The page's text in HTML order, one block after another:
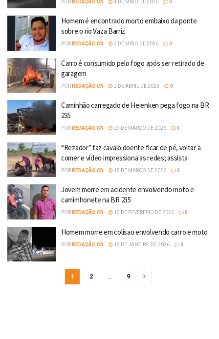
POR REDAÇÃO CN 4 DE MAIO DE 2026 0
Homem é encontrado morto embaixo da ponte
sobre o rio Vaza Barriz
POR REDAÇÃO CN 2 DE MAIO DE 2026 0
Carro é consumido pelo fogo após ser retirado de
garagem
POR REDAÇÃO CN 2 DE ABRIL DE 2026 0
Caminhão carregado de Heienken pega fogo na BR
235
POR REDAÇÃO CN 29 DE MARÇO DE 2026 0
“Rezador” faz cavalo doente ficar de pé, voltar a
comer e vídeo impressiona as redes; assista
POR REDAÇÃO CN 18 DE MARÇO DE 2026 0
Jovem morre em acidente envolvendo moto e
camimhonete na BR 235
POR REDAÇÃO CN 13 DE FEVEREIRO DE 2026 0
Homem morre em colisao envolvendo carro e moto
POR REDAÇÃO CN 12 DE JANEIRO DE 2026 0
1 2 … 9